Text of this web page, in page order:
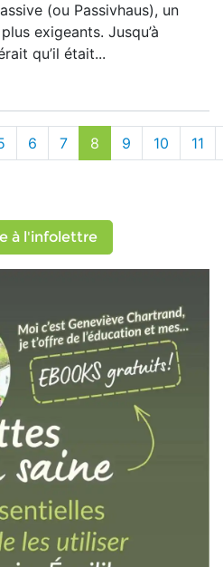
(ou Passivhaus), un
exigeants. Jusqu’à
qu’il était...
6 7 8 9 10 11
à l'infolettre